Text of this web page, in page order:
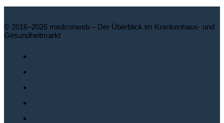
© 2016–2026 medconweb – Der Überblick im Krankenhaus- und
Gesundheitmarkt